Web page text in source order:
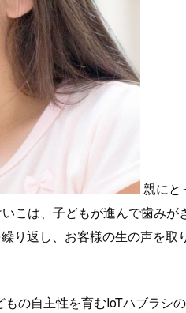
親にと
こは、子どもが進んで歯み
り返し、お客様の生の声を
の自主性を育むIoTハブラシ